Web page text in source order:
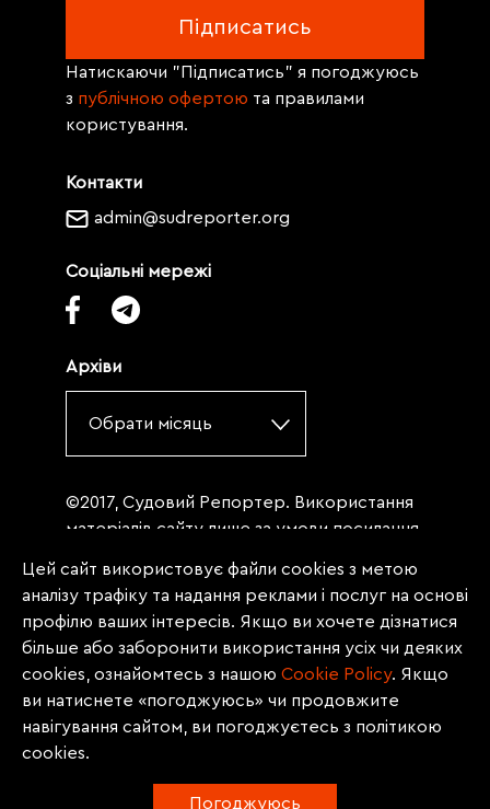
Контакти
admin@sudreporter.org
Соціальні мережі
Архіви
Обрати місяць
Натискаючи "Підписатись" я погоджуюсь
з публічною офертою та правилами
користування.
©2017, Судовий Репортер. Використання
матеріалів сайту лише за умови посилання
«Судовий репортер» не нижче третього
абзацу. Матеріали, щодо яких міститься
заборона на повну републікацію
(передрук, копіювання, відтворення або
інше використання), заборонено
передруковувати без згоди редакції.
Матеріали з позначкою PROMOTED, ЗА
Цей сайт використовує файли cookies з метою
аналізу трафіку та надання реклами і послуг на основі
профілю ваших інтересів. Якщо ви хочете дізнатися
більше або заборонити використання усіх чи деяких
cookies, ознайомтесь з нашою Сookie Policy. Якщо
ви натиснете «погоджуюсь» чи продовжите
навігування сайтом, ви погоджуєтесь з політикою
cookies.
Погоджуюсь